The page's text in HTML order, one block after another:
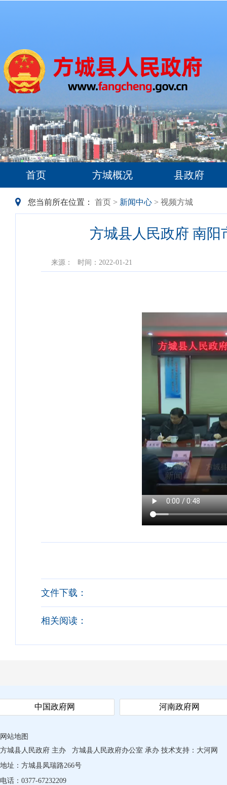
首页 方城概况 县政府
您当前所在位置： 首页 > 新闻中心 > 视频方城
方城县人民政府 南
来源： 时间：2022-01-21
文件下载：
相关阅读：
中国政府网 河南政府网
网站地图
方城县人民政府 主办
方城县人民政府办公室 承办 技术支持： 大河网
地址：方城县凤瑞路266号
电话：0377-67232209